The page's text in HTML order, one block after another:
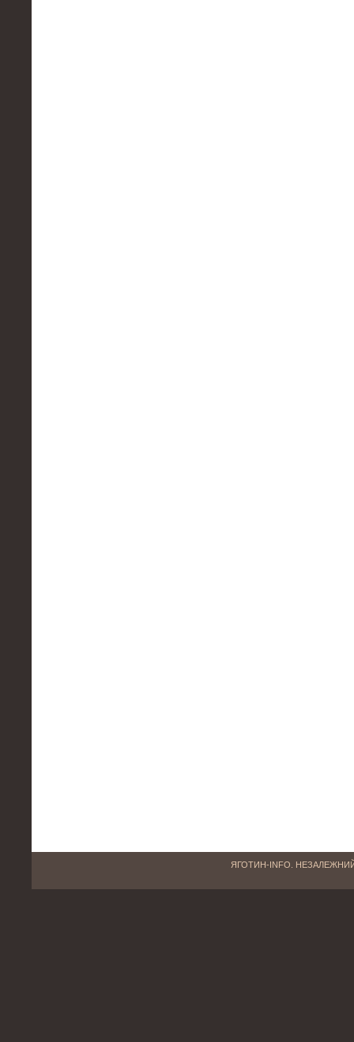
ЯГОТИН-INFO.